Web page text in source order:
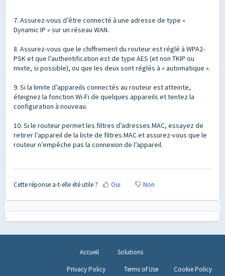
7. Assurez-vous d’être connecté à une adresse de type «
Dynamic IP » sur un réseau WAN.
8. Assurez-vous que le chiffrement du routeur est réglé à WPA2-
PSK et que l’authentification est de type AES (et non TKIP ou
mixte, si possible), ou que les deux sont réglés à « automatique ».
9. Si la limite d’appareils connectés au routeur est atteinte,
éteignez la fonction Wi-Fi de quelques appareils et tentez la
configuration à nouveau.
10. Si le routeur permet les filtres d’adresses MAC, essayez de
retirer l’appareil de la liste de filtres MAC et assurez-vous que le
routeur n’empêche pas la connexion de l’appareil.
Cette réponse a-t-elle été utile ? Oui Non
Accueil
Solutions
Privacy Policy
Terms of Use Cookie Policy